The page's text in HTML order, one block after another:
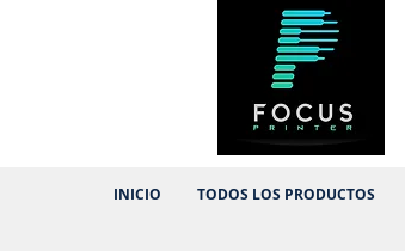
INICIO TODOS LOS PRODUCTOS